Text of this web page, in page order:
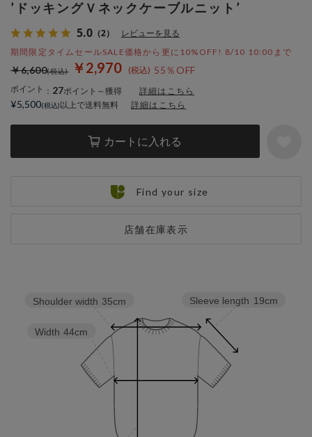
’ドッキングＶネックケーブルニット’
5.0 （2） レビューを見る
期間限定タイムセールSALE価格から更に10%OFF! 8/10 10:00まで
￥2,970 55％OFF
￥6,600
ポイント ： 27ポイント～獲得 詳細はこちら
カートに入れる
店舗在庫表示
¥5,500 以上で送料無料 詳細はこちら
Find your size
Sleeve length 19cm
Width 44cm
Shoulder width 35cm